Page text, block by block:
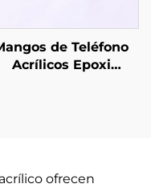
de Teléfono
Acrílicos Epoxi
ofrecen